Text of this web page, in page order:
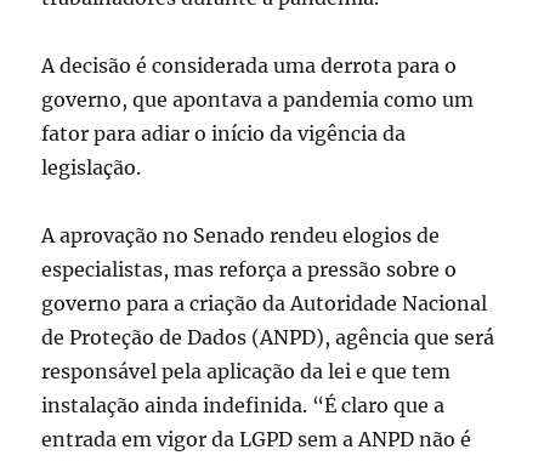
A decisão é considerada uma derrota para o
governo, que apontava a pandemia como um
fator para adiar o início da vigência da
legislação.
A aprovação no Senado rendeu elogios de
especialistas, mas reforça a pressão sobre o
governo para a criação da Autoridade Nacional
de Proteção de Dados (ANPD), agência que será
responsável pela aplicação da lei e que tem
instalação ainda indefinida. “É claro que a
entrada em vigor da LGPD sem a ANPD não é